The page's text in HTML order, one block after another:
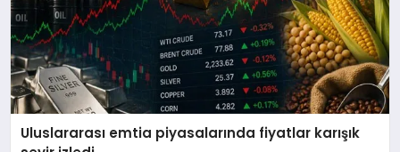
Uluslararası emtia piyasalarında fiyatlar karışık